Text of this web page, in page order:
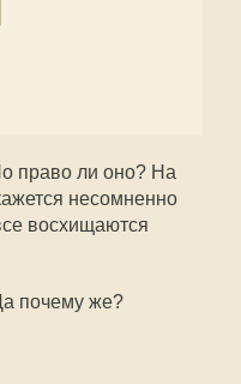
право ли оно? На
несомненно
восхищаются
почему же?